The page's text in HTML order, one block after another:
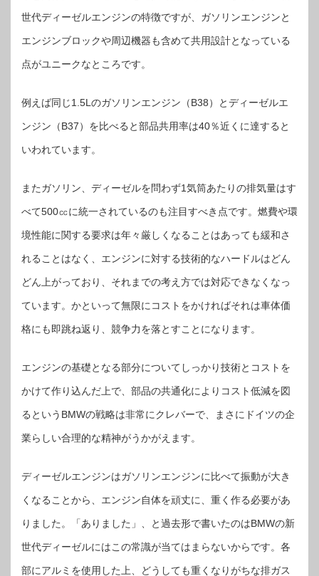
世代ディーゼルエンジンの特徴ですが、ガソリンエンジンと
エンジンブロックや周辺機器も含めて共用設計となっている
点がユニークなところです。
例えば同じ1.5Lのガソリンエンジン（B38）とディーゼルエ
ンジン（B37）を比べると部品共用率は40％近くに達すると
いわれています。
またガソリン、ディーゼルを問わず1気筒あたりの排気量はす
べて500㏄に統一されているのも注目すべき点です。燃費や環
境性能に関する要求は年々厳しくなることはあっても緩和さ
れることはなく、エンジンに対する技術的なハードルはどん
どん上がっており、それまでの考え方では対応できなくなっ
ています。かといって無限にコストをかければそれは車体価
格にも即跳ね返り、競争力を落とすことになります。
エンジンの基礎となる部分についてしっかり技術とコストを
かけて作り込んだ上で、部品の共通化によりコスト低減を図
るというBMWの戦略は非常にクレバーで、まさにドイツの企
業らしい合理的な精神がうかがえます。
ディーゼルエンジンはガソリンエンジンに比べて振動が大き
くなることから、エンジン自体を頑丈に、重く作る必要があ
りました。「ありました」、と過去形で書いたのはBMWの新
世代ディーゼルにはこの常識が当てはまらないからです。各
部にアルミを使用した上、どうしても重くなりがちな排ガス